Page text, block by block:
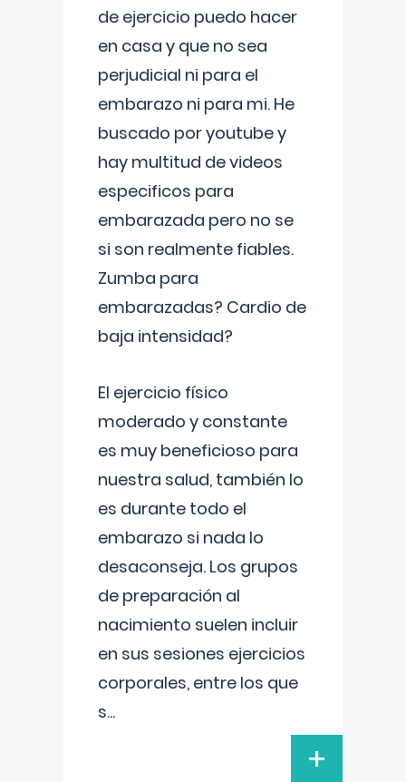
de ejercicio puedo hacer
en casa y que no sea
perjudicial ni para el
embarazo ni para mi. He
buscado por youtube y
hay multitud de videos
especificos para
embarazada pero no se
si son realmente fiables.
Zumba para
embarazadas? Cardio de
baja intensidad?
El ejercicio físico
moderado y constante
es muy beneficioso para
nuestra salud, también lo
es durante todo el
embarazo si nada lo
desaconseja. Los grupos
de preparación al
nacimiento suelen incluir
en sus sesiones ejercicios
corporales, entre los que
s...
+